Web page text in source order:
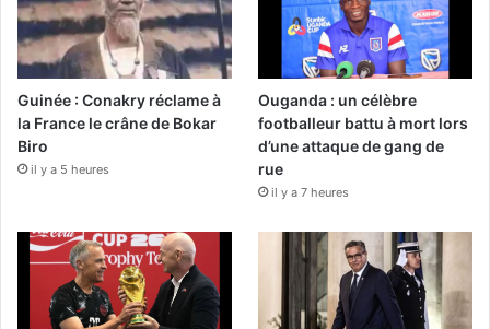
Guinée : Conakry réclame à
la France le crâne de Bokar
Biro
il y a 5 heures
Ouganda : un célèbre
footballeur battu à mort lors
d’une attaque de gang de
rue
il y a 7 heures